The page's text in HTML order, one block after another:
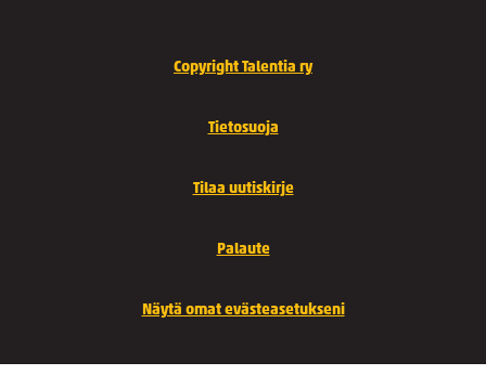
Copyright Talentia ry
Tietosuoja
Tilaa uutiskirje
Palaute
Näytä omat evästeasetukseni